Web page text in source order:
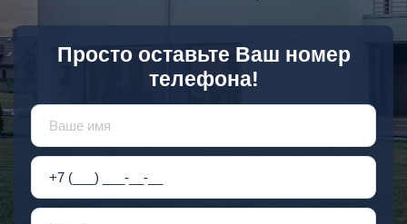
Просто оставьте Ваш номер
телефона!